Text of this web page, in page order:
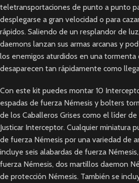
teletransportaciones de punto a punto
desplegarse a gran velocidad o para
rápidos. Saliendo de un resplandor de
daemons lanzan sus armas arcanas y
los enemigos aturdidos en una tormenta
desaparecen tan rápidamente como
Con este kit puedes montar 10
espadas de fuerza Némesis y bolters
de los Caballeros Grises como el líder
Justicar Interceptor. Cualquier miniatura
de fuerza Némesis por una variedad de
incluye seis alabardas de fuerza
fuerza Némesis, dos martillos daemon
de protección Némesis. También se